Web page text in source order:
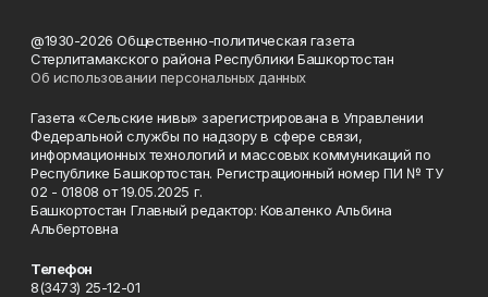
@1930-2026 Общественно-политическая газета
Стерлитамакского района Республики Башкортостан
Об использовании персональных данных
Газета «Сельские нивы» зарегистрирована в Управлении
Федеральной службы по надзору в сфере связи,
информационных технологий и массовых коммуникаций по
Республике Башкортостан. Регистрационный номер ПИ № ТУ
02 - 01808 от 19.05.2025 г.
Башкортостан Главный редактор: Коваленко Альбина
Альбертовна
Телефон
8(3473) 25-12-01